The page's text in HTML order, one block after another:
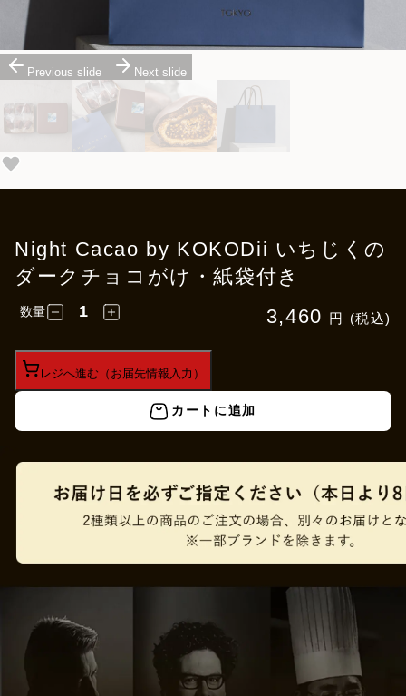
Previous slide Next slide
Night Cacao by KOKODii いちじくの
ダークチョコがけ・紙袋付き
3,460 円 (税込)
数量
レジへ進む（お届先情報入力）
カートに追加